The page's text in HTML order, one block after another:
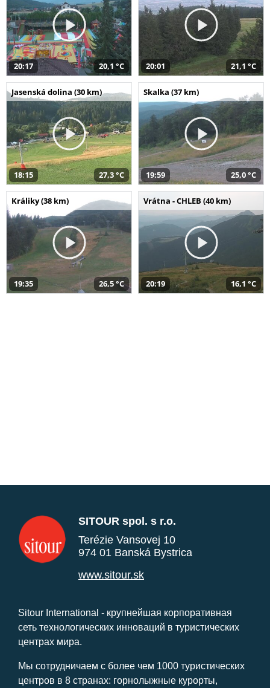
20:17 20,1 °C 20:01 21,1 °C
Jasenská dolina (30 km)
18:15 27,3 °C
Skalka (37 km)
19:59 25,0 °C
Králiky (38 km)
19:35 26,5 °C
Vrátna - CHLEB (40 km)
20:19 16,1 °C
SITOUR spol. s r.o.
Terézie Vansovej 10
974 01 Banská Bystrica
www.sitour.sk
Sitour International - крупнейшая корпоративная
сеть технологических инноваций в туристических
центрах мира.
Мы сотрудничаем с более чем 1000 туристических
центров в 8 странах: горнолыжные курорты,